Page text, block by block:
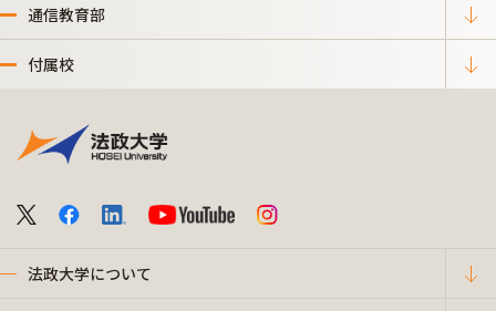
通信教育部
付属校
法政大学について